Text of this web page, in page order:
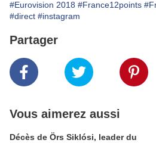
#Eurovision 2018 #France12points
#direct #instagram
Partager
Vous aimerez aussi
Décès de Örs Siklósi, leader du